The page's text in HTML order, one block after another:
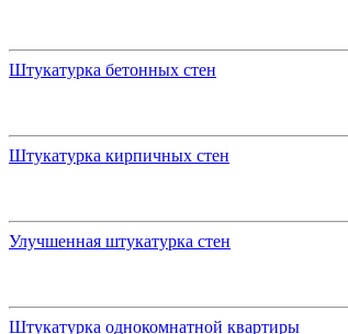
Штукатурка бетонных стен
Штукатурка кирпичных стен
Улучшенная штукатурка стен
Штукатурка однокомнатной квартиры